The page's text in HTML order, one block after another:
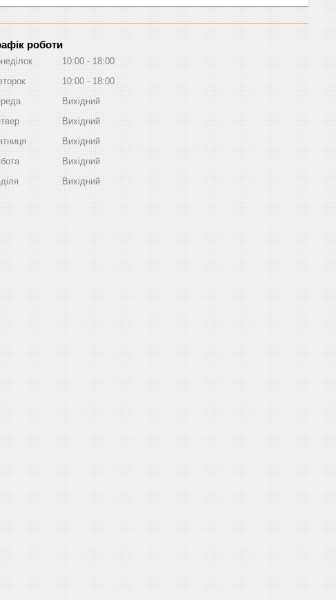
роботи
10:00
18:00
10:00
18:00
Вихідний
Вихідний
Вихідний
Вихідний
Вихідний